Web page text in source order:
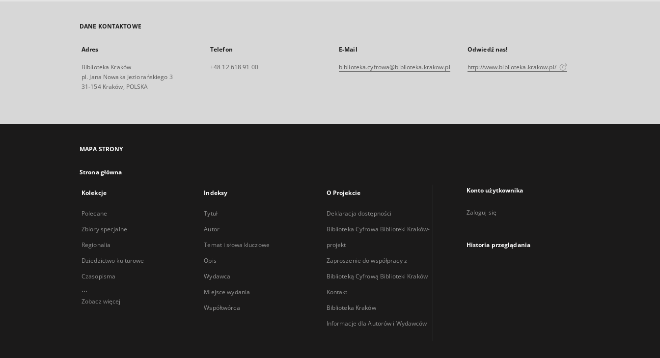
DANE KONTAKTOWE
Adres
Biblioteka Kraków
pl. Jana Nowaka Jeziorańskiego 3
31-154 Kraków, POLSKA
Telefon
+48 12 618 91 00
E-Mail
biblioteka.cyfrowa@biblioteka.krakow.pl
Odwiedź nas!
http://www.biblioteka.krakow.pl/
MAPA STRONY
Strona główna
Kolekcje
Polecane
Zbiory specjalne
Regionalia
Dziedzictwo kulturowe
Czasopisma
...
Zobacz więcej
Indeksy
Tytuł
Autor
Temat i słowa kluczowe
Opis
Wydawca
Miejsce wydania
Współtwórca
O Projekcie
Deklaracja dostępności
Biblioteka Cyfrowa Biblioteki Kraków-
projekt
Zaproszenie do współpracy z
Biblioteką Cyfrową Biblioteki Kraków
Kontakt
Biblioteka Kraków
Informacje dla Autorów i Wydawców
Konto użytkownika
Zaloguj się
Historia przeglądania